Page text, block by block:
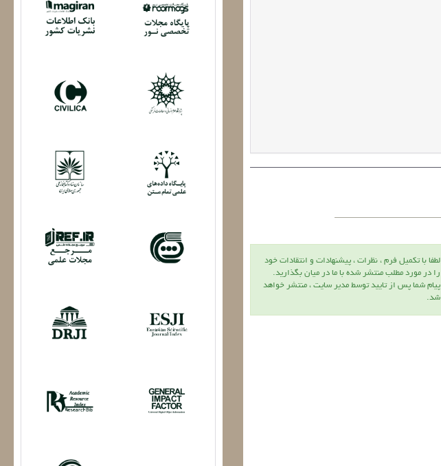
لطفا با تكميل فرم ، نظرات ، پيشنهادات و انتقادات خود
را در مورد مطلب منتشر شده با ما در ميان بگذاريد.
پيام شما پس از تاييد توسط مدير سايت ، منتشر خواهد
شد.